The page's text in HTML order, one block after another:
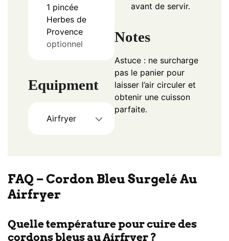
1 pincée
Herbes de
Provence
optionnel
Equipment
Airfryer
avant de servir.
Notes
Astuce : ne surcharge
pas le panier pour
laisser l’air circuler et
obtenir une cuisson
parfaite.
FAQ – Cordon Bleu Surgelé Au
Airfryer
Quelle température pour cuire des
cordons bleus au Airfryer ?